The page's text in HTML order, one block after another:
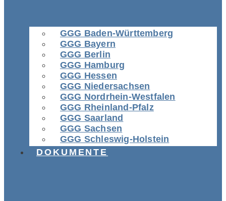
GGG Baden-Württemberg
GGG Bayern
GGG Berlin
GGG Hamburg
GGG Hessen
GGG Niedersachsen
GGG Nordrhein-Westfalen
GGG Rheinland-Pfalz
GGG Saarland
GGG Sachsen
GGG Schleswig-Holstein
DOKUMENTE